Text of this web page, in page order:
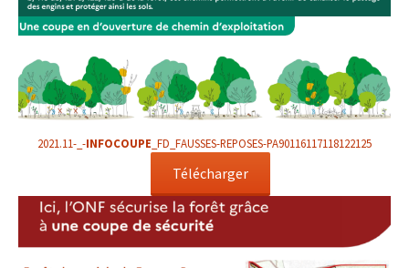
2021.11-_-INFOCOUPE _FD_FAUSSES-REPOSES-PA90116117118122125
Télécharger